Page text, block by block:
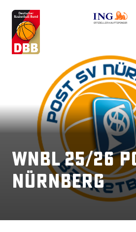
OFFIZIELLER HAUPTSPONSOR
WNBL 25/26
Nürnberg